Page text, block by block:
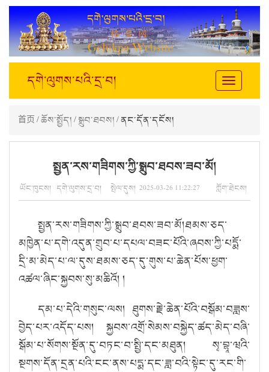
Toggle
navigation
དགེ་ལུགས་པའི་དྲ་བ།
首页/ཆོས་སྤྱོད།/སྒྲུབ་ཐབས།/ ནང་དོན་དངོས།
སྤྱན་རས་གཟིགས་ཀྱི་སྒྲུབ་ཐབས་ཟབ་མོ།
ཡོང་ཁུངས། དགེ་ལུགས་དྲ་བ། སྤེལ་དུས། 2025-03-26 11:22:27 ཀློག་ཐེངས།
སྤྱན་རས་གཟིགས་ཀྱི་སྒྲུབ་ཐབས་ཟབ་མོ།ཐམས་ཅད་
མཁྱེན་པ་དགེ་འདུན་གྲུབ་པ་དཔལ་བཟང་པོའི་ཞབས་ཀྱི་པདྨོ་
དྲི་མ་མེད་པ་ལ་དུས་ཐམས་ཅད་དུ་གུས་པ་ཆེན་པོས་ཕྱག་
འཚལ་ཞིང་སྐྱབས་སུ་མཆིའོ། །
དམ་པ་དེའི་གསུང་ལས། ཐུགས་རྗེ་ཆེན་པོའི་བསྒོམ་བཟླས་
བྱེད་པར་འདོད་པས། སྐྱབས་འགྲོ་སེམས་བསྐྱེད་ཚད་མེད་བཞི་
སྒོམ་པ་སོགས་སྔོན་དུ་བཏང་བ་སྤྱི་དང་མཐུན། སྭ་བྷཱ་ཝའི་
སྔགས་དོན་དྲན་པའི་ངང་ནས་པདྨ་དང་ཟླ་བའི་སྟེང་དུ་རང་གི་